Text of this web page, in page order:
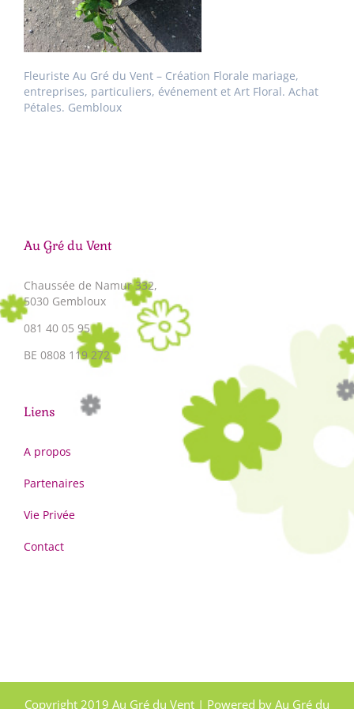
Fleuriste Au Gré du Vent – Création Florale mariage,
entreprises, particuliers, événement et Art Floral. Achat
Pétales. Gembloux
Au Gré du Vent
Chaussée de Namur 332,
5030 Gembloux
081 40 05 95
BE 0808 119 272
Liens
A propos
Partenaires
Vie Privée
Contact
Copyright 2019 Au Gré du Vent | Powered by Au Gré du